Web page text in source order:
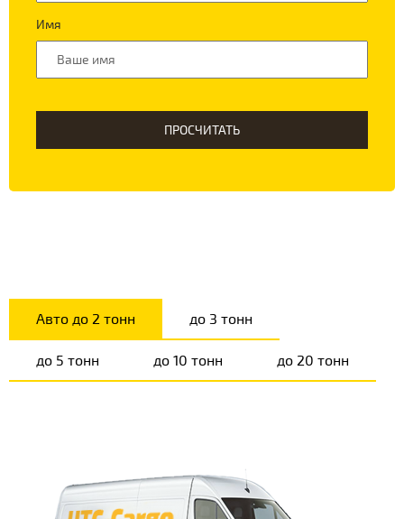
Имя
ПРОСЧИТАТЬ
Авто до 2 тонн до 3 тонн
до 5 тонн до 10 тонн до 20 тонн